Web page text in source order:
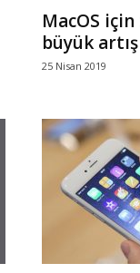
MacOS
büyük
25 Nisan 2019